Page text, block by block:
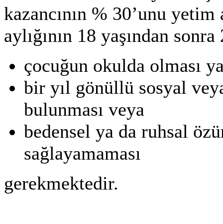
kazancının % 30’unu
aylığının 18 yaşından
çocuğun okulda olması
bir yıl gönüllü sosyal
bulunması veya
bedensel ya da ruhsal
sağlayamaması
gerekmektedir.